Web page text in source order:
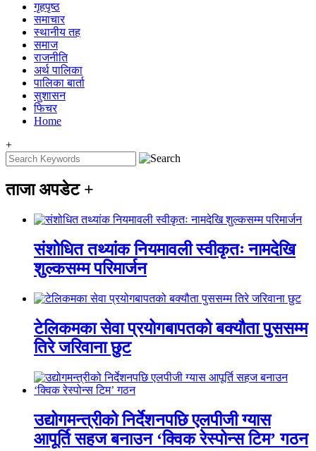
गृहपृष्‍ठ
समाचार
स्थानीय तह
समाज
राजनीति
अर्थ पालिका
पालिका बार्ता
सुशासन
फिचर
Home
+
ताजा अपडेट +
संशोधित तथ्यांक नियमावली स्वीकृतः नामदेखि
शुल्कसम्म परिमार्जन
टेलिकमका सेवा प्रयोगबापतको बक्यौता पुससम्म
तिरे जरिवाना छुट
उद्योगमन्त्रीको निर्देशनपछि एलपीजी ग्यास
आपूर्ति सहज बनाउन ‘क्विक रेस्पोन्स टिम’ गठन